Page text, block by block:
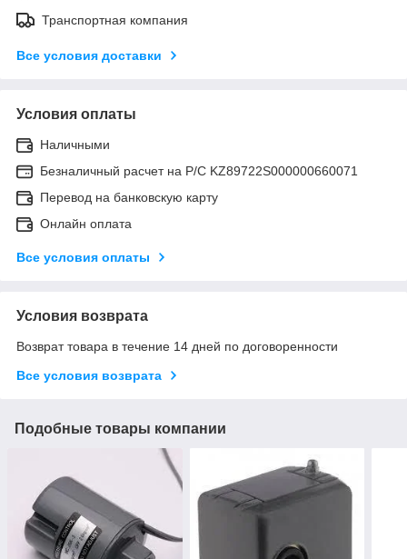
Транспортная компания
Все условия доставки
Условия оплаты
Наличными
Безналичный расчет на Р/С KZ89722S000000660071
Перевод на банковскую карту
Онлайн оплата
Все условия оплаты
Условия возврата
Возврат товара в течение 14 дней по договоренности
Все условия возврата
Подобные товары компании